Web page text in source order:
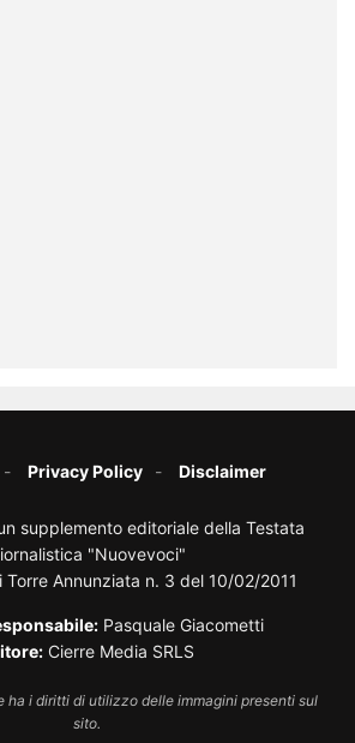
Privacy Policy Disclaimer
supplemento editoriale della Testata
"Nuovevoci"
Torre Annunziata n. 3 del 10/02/2011
Pasquale Giacometti
Cierre Media SRLS
ha i diritti di utilizzo delle immagini presenti sul
sito.